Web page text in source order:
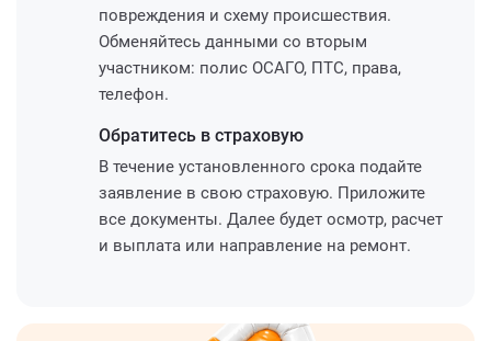
повреждения и схему происшествия.
Обменяйтесь данными со вторым
участником: полис ОСАГО, ПТС, права,
телефон.
Обратитесь в страховую
В течение установленного срока подайте
заявление в свою страховую. Приложите
все документы. Далее будет осмотр, расчет
и выплата или направление на ремонт.